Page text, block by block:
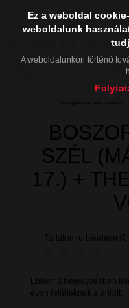
SZÉL
17.) +
Tartalom értékelése
Ebben a bejegyzésben
éven felülieknek ajánlott.
Ez a weboldal
weboldalunk
A weboldalunkon történő